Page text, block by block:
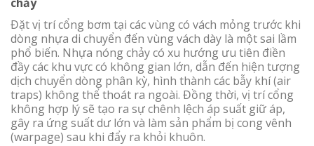
Đặt vị trí cổng bơm tại các vùng có vách mỏng trước khi
dòng nhựa di chuyển đến vùng vách dày là một sai lầm
phổ biến. Nhựa nóng chảy có xu hướng ưu tiên điền
đầy các khu vực có không gian lớn, dẫn đến hiện tượng
dịch chuyển dòng phân kỳ, hình thành các bẫy khí (air
traps) không thể thoát ra ngoài. Đồng thời, vị trí cổng
không hợp lý sẽ tạo ra sự chênh lệch áp suất giữ áp,
gây ra ứng suất dư lớn và làm sản phẩm bị cong vênh
(warpage) sau khi đẩy ra khỏi khuôn.